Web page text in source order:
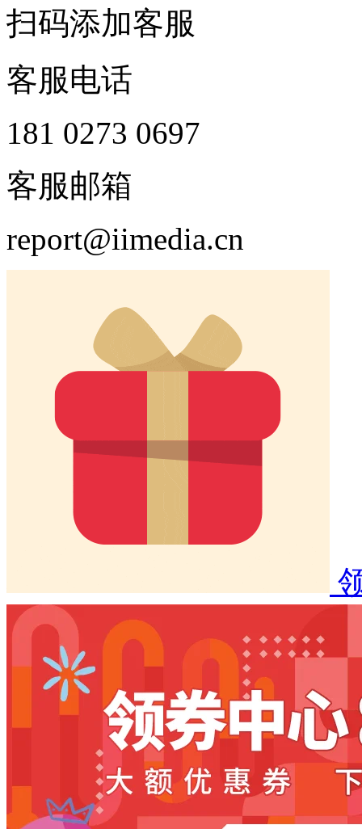
扫码添加客服
客服电话
181 0273 0697
客服邮箱
report@iimedia.cn